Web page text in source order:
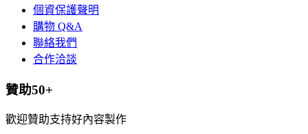
個資保護聲明
購物 Q&A
聯絡我們
合作洽談
贊助50+
歡迎贊助支持好內容製作